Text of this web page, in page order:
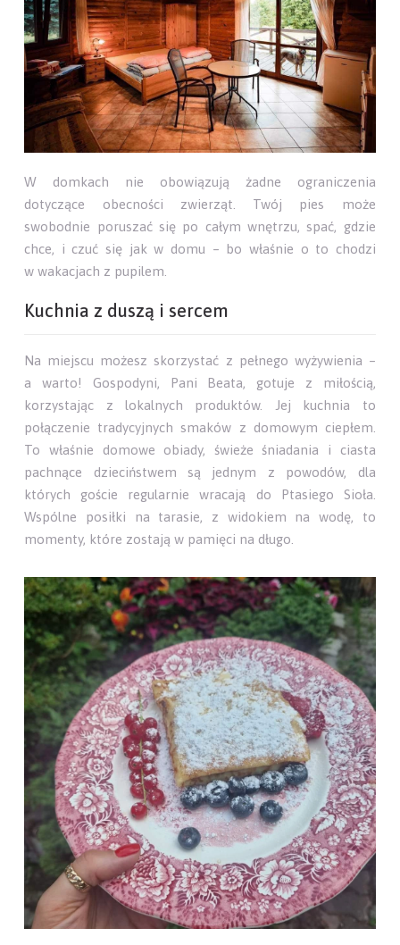
W domkach nie obowiązują żadne ograniczenia
dotyczące obecności zwierząt. Twój pies może
swobodnie poruszać się po całym wnętrzu, spać, gdzie
chce, i czuć się jak w domu – bo właśnie o to chodzi
w wakacjach z pupilem.
Kuchnia z duszą i sercem
Na miejscu możesz skorzystać z pełnego wyżywienia –
a warto! Gospodyni, Pani Beata, gotuje z miłością,
korzystając z lokalnych produktów. Jej kuchnia to
połączenie tradycyjnych smaków z domowym ciepłem.
To właśnie domowe obiady, świeże śniadania i ciasta
pachnące dzieciństwem są jednym z powodów, dla
których goście regularnie wracają do Ptasiego Sioła.
Wspólne posiłki na tarasie, z widokiem na wodę, to
momenty, które zostają w pamięci na długo.